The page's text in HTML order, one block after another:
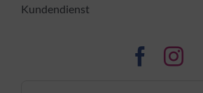
Kundendienst